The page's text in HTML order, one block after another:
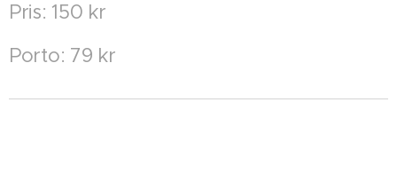
Pris: 150 kr
Porto: 79 kr